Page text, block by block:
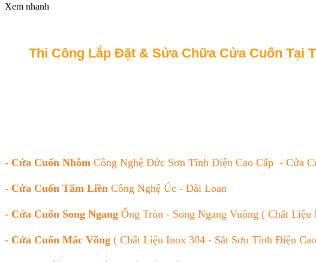
Xem nhanh
Thi Công Lắp Đặt & Sửa Chữa Cửa Cuốn Tại
- Cửa Cuốn Nhôm Công Nghệ Đức Sơn Tĩnh Điện Cao Cấp - Cửa
- Cửa Cuốn Tấm Liền Công Nghệ Úc - Đài Loan
- Cửa Cuốn Song Ngang Ống Tròn - Song Ngang Vuông ( Chất
- Cửa Cuốn Mắc Võng ( Chất Liệu Inox 304 - Sắt Sơn Tĩnh Điện